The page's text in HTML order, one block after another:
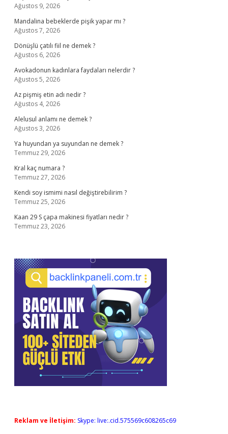
Ağustos 9, 2026
Mandalina bebeklerde pişik yapar mı ?
Ağustos 7, 2026
Dönüşlü çatılı fiil ne demek ?
Ağustos 6, 2026
Avokadonun kadınlara faydaları nelerdir ?
Ağustos 5, 2026
Az pişmiş etin adı nedir ?
Ağustos 4, 2026
Alelusul anlamı ne demek ?
Ağustos 3, 2026
Ya huyundan ya suyundan ne demek ?
Temmuz 29, 2026
Kral kaç numara ?
Temmuz 27, 2026
Kendi soy ismimi nasıl değiştirebilirim ?
Temmuz 25, 2026
Kaan 29 S çapa makinesi fiyatları nedir ?
Temmuz 23, 2026
Reklam ve İletişim: Skype: live:.cid.575569c608265c69